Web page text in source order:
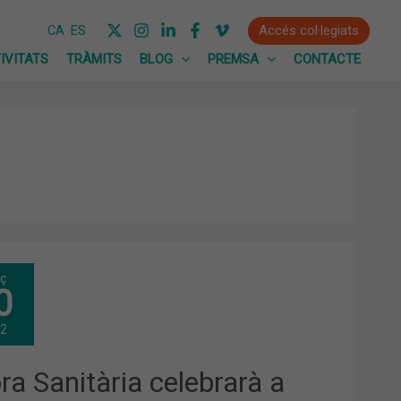
CA ES
Accés col·legiats
TRÀMITS BLOG PREMSA CONTACTE
Sanitària celebrarà a